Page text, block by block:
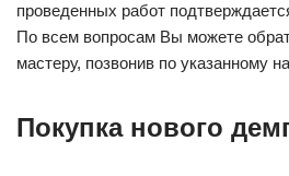
проведенных работ
По всем вопросам Вы можете
мастеру, позвонив по указанному
Покупка нового